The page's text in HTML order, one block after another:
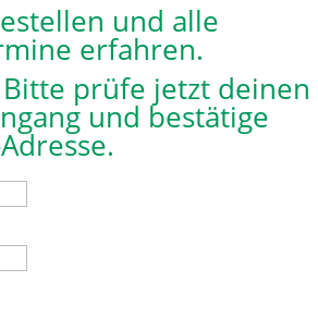
und alle
erfahren.
prüfe jetzt deinen
und bestätige